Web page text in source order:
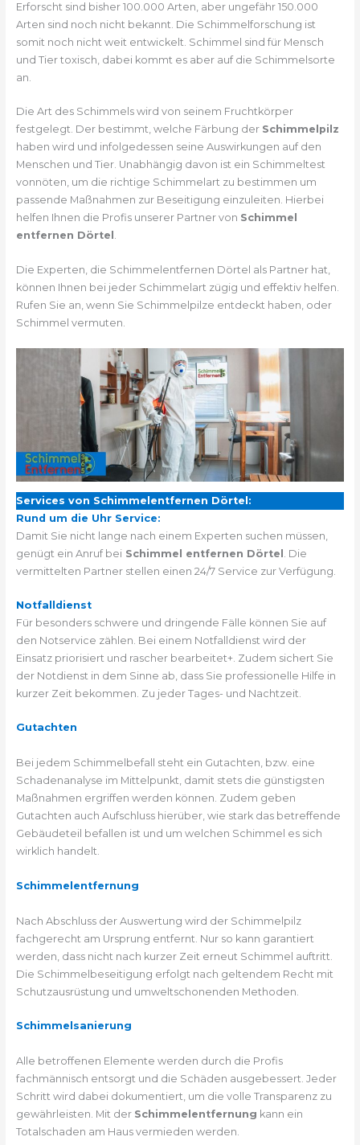
Erforscht sind bisher 100.000 Arten, aber ungefähr 150.000
Arten sind noch nicht bekannt. Die Schimmelforschung ist
somit noch nicht weit entwickelt. Schimmel sind für Mensch
und Tier toxisch, dabei kommt es aber auf die Schimmelsorte
an.
Die Art des Schimmels wird von seinem Fruchtkörper
festgelegt. Der bestimmt, welche Färbung der Schimmelpilz
haben wird und infolgedessen seine Auswirkungen auf den
Menschen und Tier. Unabhängig davon ist ein Schimmeltest
vonnöten, um die richtige Schimmelart zu bestimmen um
passende Maßnahmen zur Beseitigung einzuleiten. Hierbei
helfen Ihnen die Profis unserer Partner von Schimmel
entfernen Dörtel .
Die Experten, die Schimmelentfernen Dörtel als Partner hat,
können Ihnen bei jeder Schimmelart zügig und effektiv helfen.
Rufen Sie an, wenn Sie Schimmelpilze entdeckt haben, oder
Schimmel vermuten.
Services von Schimmelentfernen Dörtel:
Rund um die Uhr Service:
Damit Sie nicht lange nach einem Experten suchen müssen,
genügt ein Anruf bei Schimmel entfernen Dörtel . Die
vermittelten Partner stellen einen 24/7 Service zur Verfügung.
Notfalldienst
Für besonders schwere und dringende Fälle können Sie auf
den Notservice zählen. Bei einem Notfalldienst wird der
Einsatz priorisiert und rascher bearbeitet+. Zudem sichert Sie
der Notdienst in dem Sinne ab, dass Sie professionelle Hilfe in
kurzer Zeit bekommen. Zu jeder Tages- und Nachtzeit.
Gutachten
Bei jedem Schimmelbefall steht ein Gutachten, bzw. eine
Schadenanalyse im Mittelpunkt, damit stets die günstigsten
Maßnahmen ergriffen werden können. Zudem geben
Gutachten auch Aufschluss hierüber, wie stark das betreffende
Gebäudeteil befallen ist und um welchen Schimmel es sich
wirklich handelt.
Schimmelentfernung
Nach Abschluss der Auswertung wird der Schimmelpilz
fachgerecht am Ursprung entfernt. Nur so kann garantiert
werden, dass nicht nach kurzer Zeit erneut Schimmel auftritt.
Die Schimmelbeseitigung erfolgt nach geltendem Recht mit
Schutzausrüstung und umweltschonenden Methoden.
Schimmelsanierung
Alle betroffenen Elemente werden durch die Profis
fachmännisch entsorgt und die Schäden ausgebessert. Jeder
Schritt wird dabei dokumentiert, um die volle Transparenz zu
gewährleisten. Mit der Schimmelentfernung kann ein
Totalschaden am Haus vermieden werden.